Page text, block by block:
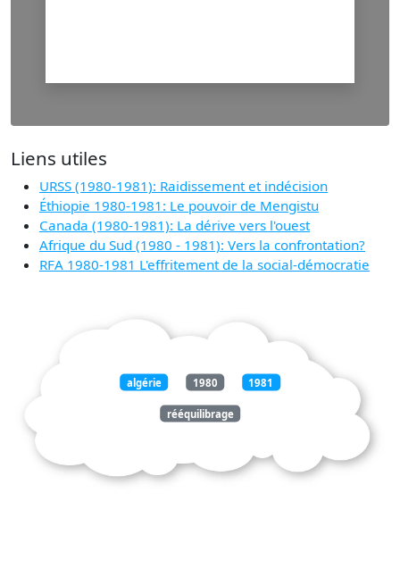
Liens utiles
URSS (1980-1981): Raidissement et indécision
Éthiopie 1980-1981: Le pouvoir de Mengistu
Canada (1980-1981): La dérive vers l'ouest
Afrique du Sud (1980 - 1981): Vers la confrontation?
RFA 1980-1981 L'effritement de la social-démocratie
algérie 1980 1981
rééquilibrage